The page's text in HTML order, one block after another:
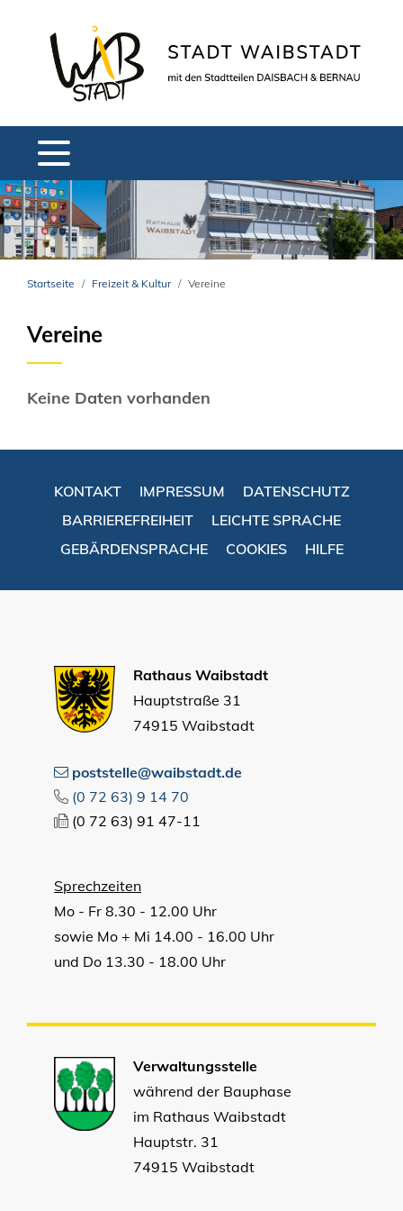
Startseite Freizeit & Kultur Vereine
Vereine
Keine Daten vorhanden
KONTAKT IMPRESSUM
DATENSCHUTZ
BARRIEREFREIHEIT
LEICHTE SPRACHE
GEBÄRDENSPRACHE
COOKIES HILFE
Rathaus Waibstadt
Hauptstraße 31
74915 Waibstadt
poststelle@waibstadt.de
(0 72 63) 9 14 70
(0 72 63) 91 47-11
Sprechzeiten
Mo - Fr 8.30 - 12.00 Uhr
sowie Mo + Mi 14.00 - 16.00 Uhr
und Do 13.30 - 18.00 Uhr
Verwaltungsstelle
während der Bauphase
im Rathaus Waibstadt
Hauptstr. 31
74915 Waibstadt